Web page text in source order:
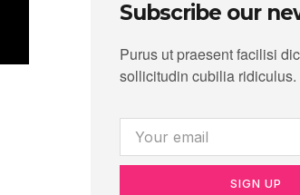
Subscribe our
Purus ut praesent facilisi
sollicitudin cubilia ridiculus.
SIGN UP